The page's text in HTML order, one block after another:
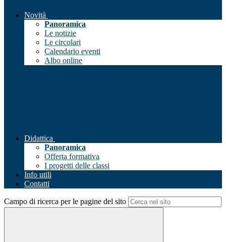
Novità
Panoramica
Le notizie
Le circolari
Calendario eventi
Albo online
Didattica
Panoramica
Offerta formativa
I progetti delle classi
Info utili
Contatti
Campo di ricerca per le pagine del sito